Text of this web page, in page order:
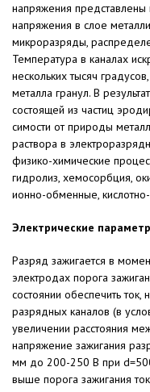
напряжения представле­ны
напряжения в слое
микроразряды,
Температура в каналах
нескольких тысяч
металла гранул. В
состоящей из частиц
симости от природы
раст­вора в
физико-хими­ческие
гидролиз, хемосорбция,
ионно-обменные,
Электрические
Разряд зажигается в
электродах порога
состоянии обес­печить
разрядных каналов (в
увеличении расстояния
напряжение зажигания
мм до 200-250 В при
выше порога зажигания